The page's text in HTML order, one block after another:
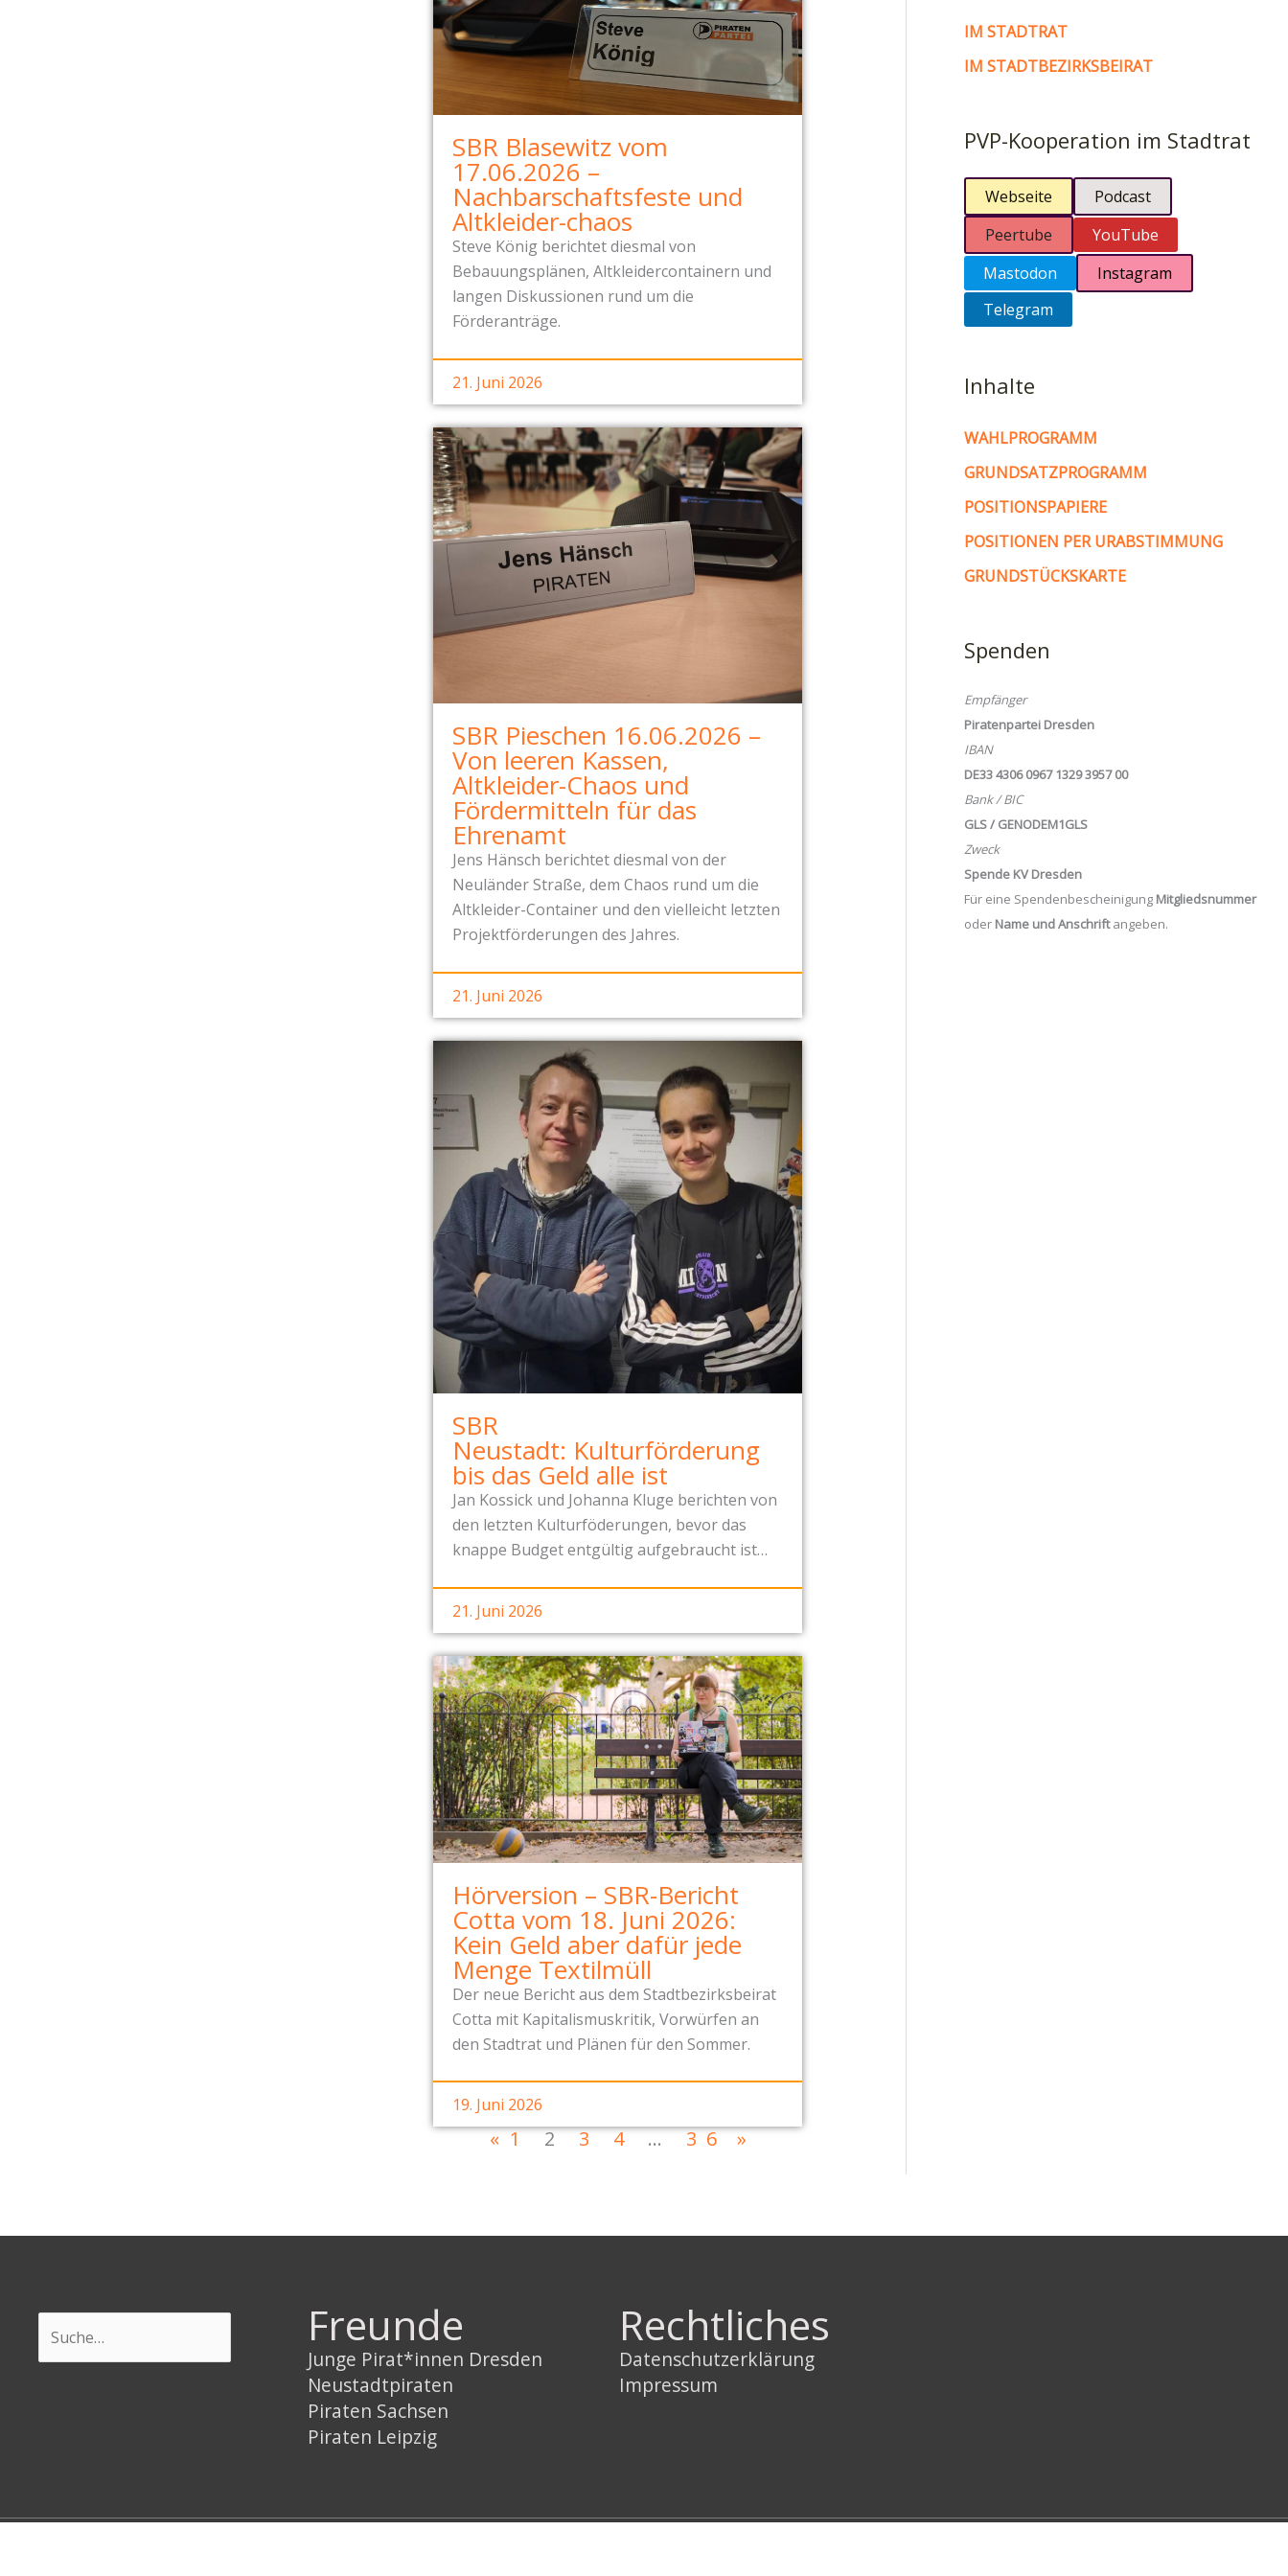
SBR Blasewitz vom
17.06.2026 –
Nachbarschaftsfeste und
Altkleider-chaos
Steve König berichtet diesmal von
Bebauungsplänen, Altkleidercontainern und
langen Diskussionen rund um die
Förderanträge.
21. Juni 2026
SBR Pieschen 16.06.2026 –
Von leeren Kassen,
Altkleider-Chaos und
Fördermitteln für das
Ehrenamt
Jens Hänsch berichtet diesmal von der
Neuländer Straße, dem Chaos rund um die
Altkleider-Container und den vielleicht letzten
Projektförderungen des Jahres.
21. Juni 2026
SBR
Neustadt: Kulturförderung
bis das Geld alle ist
Jan Kossick und Johanna Kluge berichten von
den letzten Kulturföderungen, bevor das
knappe Budget entgültig aufgebraucht ist…
21. Juni 2026
Hörversion – SBR-Bericht
Cotta vom 18. Juni 2026:
Kein Geld aber dafür jede
Menge Textilmüll
Der neue Bericht aus dem Stadtbezirksbeirat
Cotta mit Kapitalismuskritik, Vorwürfen an
den Stadtrat und Plänen für den Sommer.
19. Juni 2026
« 1 2 3 4 … 36 »
IM STADTRAT
IM STADTBEZIRKSBEIRAT
PVP-Kooperation im Stadtrat
Webseite
Podcast
Peertube
YouTube
Mastodon
Instagram
Telegram
Inhalte
WAHLPROGRAMM
GRUNDSATZPROGRAMM
POSITIONSPAPIERE
POSITIONEN PER URABSTIMMUNG
GRUNDSTÜCKSKARTE
Spenden
Empfänger
Piratenpartei Dresden
IBAN
DE33 4306 0967 1329 3957 00
Bank / BIC
GLS / GENODEM1GLS
Zweck
Spende KV Dresden
Für eine Spendenbescheinigung Mitgliedsnummer
oder Name und Anschriftangeben.
Freunde
Junge Pirat*innen Dresden
Neustadtpiraten
Piraten Sachsen
Piraten Leipzig
Rechtliches
Datenschutzerklärung
Impressum